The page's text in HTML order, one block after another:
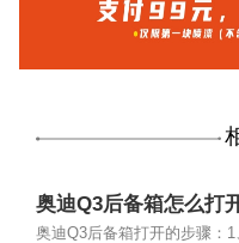
奥迪Q3后备箱怎么打
奥迪Q3后备箱打开的步骤：